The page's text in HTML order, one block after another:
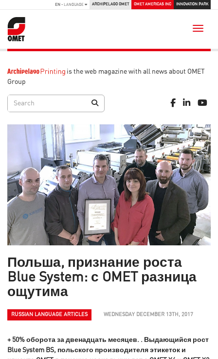
EN - LANGUAGE ARCHIPELAGO OMET OMET AMERICAS INC INNOVATION PARK
is the web magazine with all news about OMET
Group
Польша, признание роста
Blue System: с OMET разница
ощутима
RUSSIAN LANGUAGE ARTICLES WEDNESDAY DECEMBER 13TH, 2017
+ 50% оборота за двенадцать месяцев. . Выдающийся рост
Blue System BS, польского производителя этикеток и